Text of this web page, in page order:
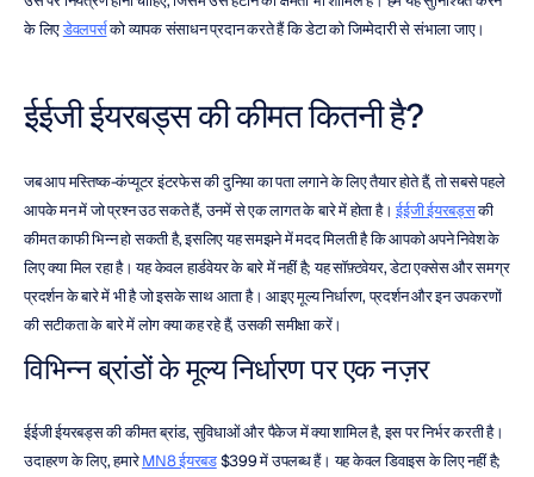
के लिए डेवलपर्स को व्यापक संसाधन प्रदान करते हैं कि डेटा को जिम्मेदारी से संभाला जाए।
ईईजी ईयरबड्स की कीमत कितनी है?
जब आप मस्तिष्क-कंप्यूटर इंटरफेस की दुनिया का पता लगाने के लिए तैयार होते हैं, तो सबसे पहले
आपके मन में जो प्रश्न उठ सकते हैं, उनमें से एक लागत के बारे में होता है। ईईजी ईयरबड्स की
कीमत काफी भिन्न हो सकती है, इसलिए यह समझने में मदद मिलती है कि आपको अपने निवेश के
लिए क्या मिल रहा है। यह केवल हार्डवेयर के बारे में नहीं है; यह सॉफ़्टवेयर, डेटा एक्सेस और समग्र
प्रदर्शन के बारे में भी है जो इसके साथ आता है। आइए मूल्य निर्धारण, प्रदर्शन और इन उपकरणों
की सटीकता के बारे में लोग क्या कह रहे हैं, उसकी समीक्षा करें।
विभिन्न ब्रांडों के मूल्य निर्धारण पर एक नज़र
ईईजी ईयरबड्स की कीमत ब्रांड, सुविधाओं और पैकेज में क्या शामिल है, इस पर निर्भर करती है।
उदाहरण के लिए, हमारे MN8 ईयरबड $399 में उपलब्ध हैं। यह केवल डिवाइस के लिए नहीं है;